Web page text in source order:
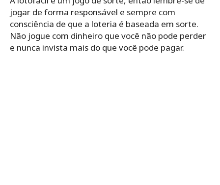
jogar de forma responsável e sempre com
consciência de que a loteria é baseada em sorte.
Não jogue com dinheiro que você não pode perder
e nunca invista mais do que você pode pagar.